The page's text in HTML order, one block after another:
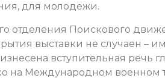
для молодежи.
отделения Поискового
выставки не случаен –
вступительная речь
на Международном военном